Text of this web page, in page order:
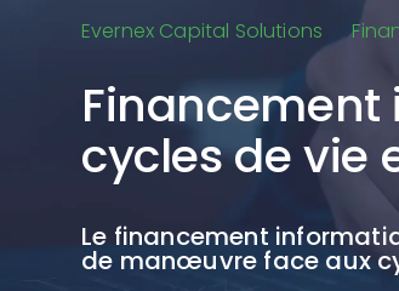
Evernex Capital Solutions
cycles de vie
Le financement
de manœuvre face aux